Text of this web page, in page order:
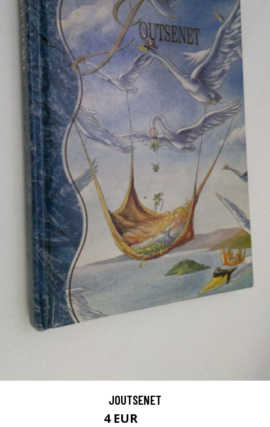
JOUTSENET
4 EUR